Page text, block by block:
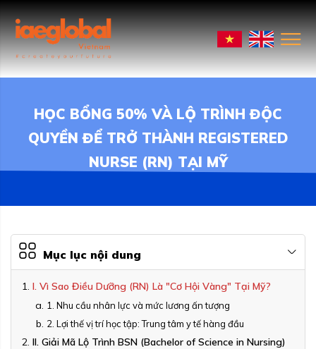
HỌC BỔNG 50% VÀ LỘ TRÌNH ĐỘC
QUYỀN ĐỂ TRỞ THÀNH REGISTERED
NURSE (RN) TẠI MỸ
Mục lục nội dung
I. Vì Sao Điều Dưỡng (RN) Là "Cơ Hội Vàng" Tại Mỹ?
1. Nhu cầu nhân lực và mức lương ấn tượng
2. Lợi thế vị trí học tập: Trung tâm y tế hàng đầu
II. Giải Mã Lộ Trình BSN (Bachelor of Science in Nursing)